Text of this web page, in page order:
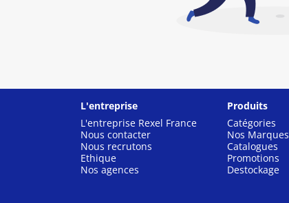
L'entreprise
L'entreprise Rexel France
Nous contacter
Nous recrutons
Ethique
Nos agences
Produits
Catégories
Nos Marques
Catalogues
Promotions
Destockage